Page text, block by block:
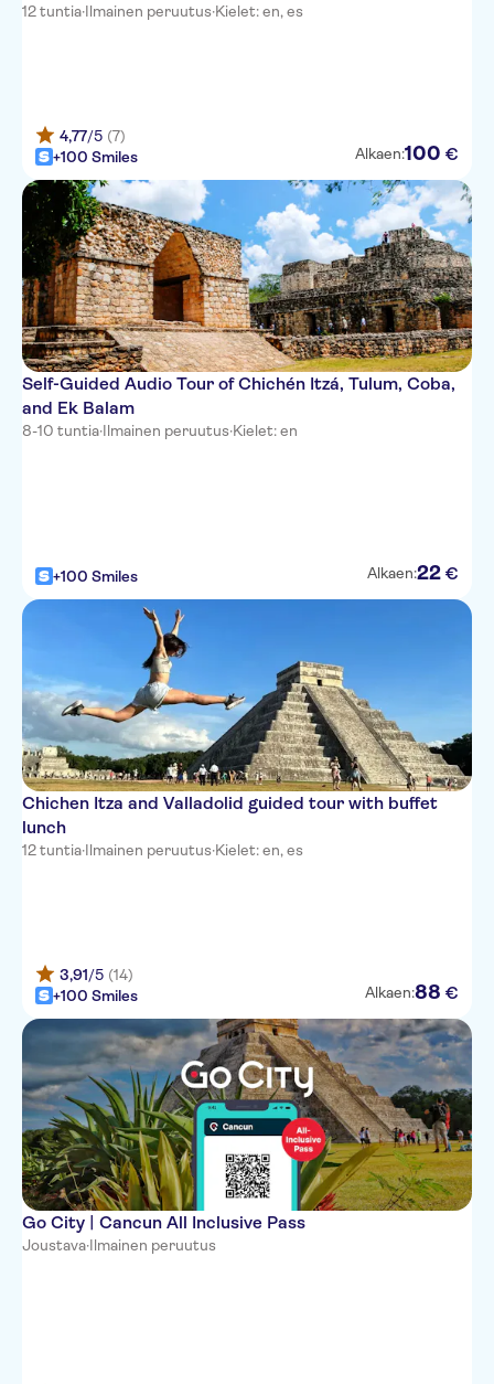
12 tuntia·Ilmainen peruutus·Kielet: en, es
4,77/5 (7)
+100 Smiles
Alkaen:100 €
Self-Guided Audio Tour of Chichén Itzá, Tulum, Coba,
and Ek Balam
8-10 tuntia·Ilmainen peruutus·Kielet: en
+100 Smiles Alkaen:22 €
Chichen Itza and Valladolid guided tour with buffet
lunch
12 tuntia·Ilmainen peruutus·Kielet: en, es
3,91/5 (14)
+100 Smiles
Alkaen:88 €
Go City | Cancun All Inclusive Pass
Joustava·Ilmainen peruutus